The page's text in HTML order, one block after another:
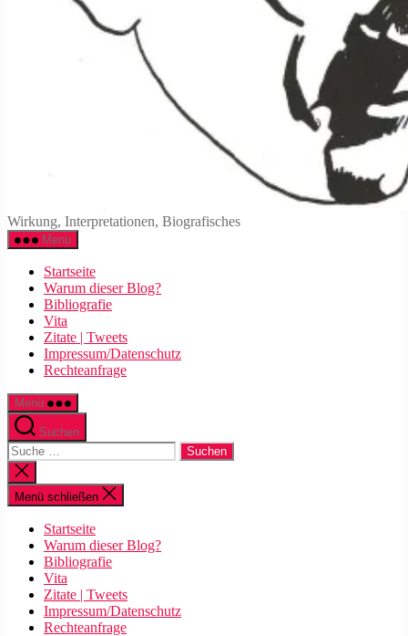
Walter
Mehring
Wirkung, Interpretationen, Biografisches
Menü
Startseite
Warum dieser Blog?
Bibliografie
Vita
Zitate | Tweets
Impressum/Datenschutz
Rechteanfrage
Menü
Suchen
Suche
nach:
Suche
schließen
Menü schließen
Startseite
Warum dieser Blog?
Bibliografie
Vita
Zitate | Tweets
Impressum/Datenschutz
Rechteanfrage